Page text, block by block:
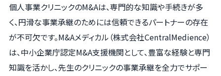
個人事業クリニックのM&Aは、専門的な知識や手続きが多
く、円滑な事業承継のためには信頼できるパートナーの存在
が不可欠です。M&Aメディカル（株式会社CentralMedience）
は、中小企業庁認定M&A支援機関として、豊富な経験と専門
知識を活かし、先生のクリニックの事業承継を全力でサポー